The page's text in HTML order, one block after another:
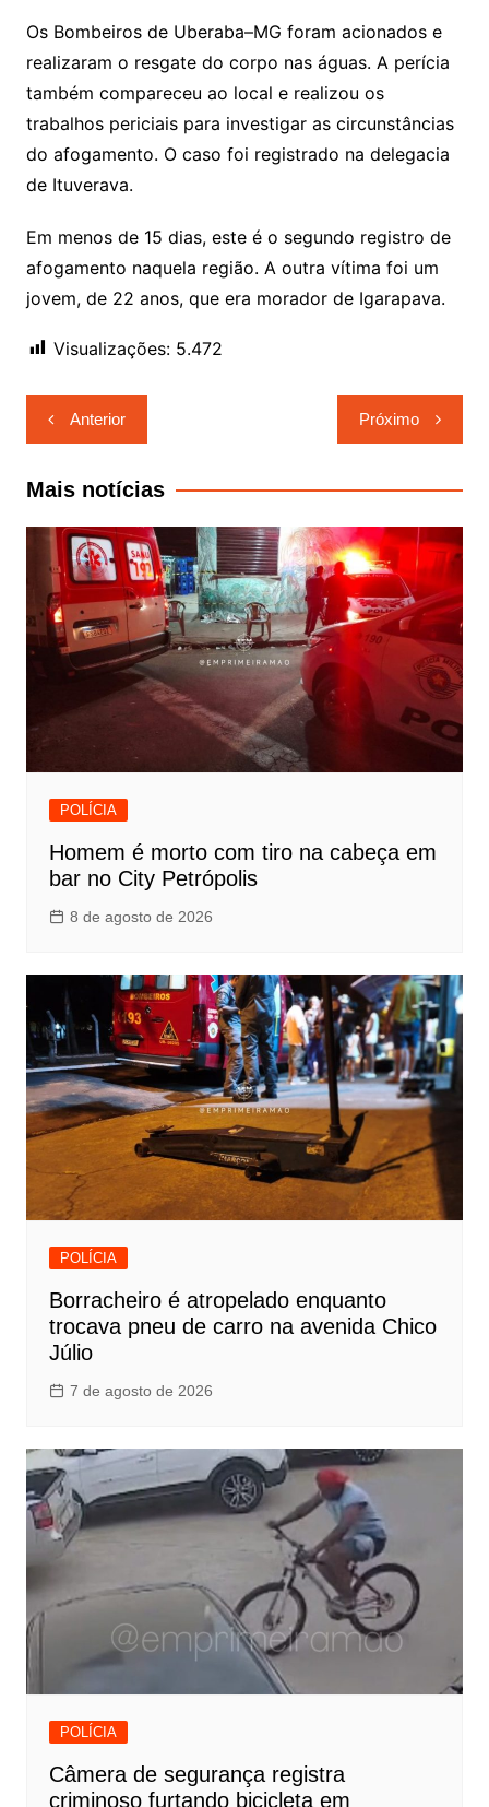
Os Bombeiros de Uberaba–MG foram acionados e
realizaram o resgate do corpo nas águas. A perícia
também compareceu ao local e realizou os
trabalhos periciais para investigar as circunstâncias
do afogamento. O caso foi registrado na delegacia
de Ituverava.
Em menos de 15 dias, este é o segundo registro de
afogamento naquela região. A outra vítima foi um
jovem, de 22 anos, que era morador de Igarapava.
Visualizações: 5.472
Navegação
de
Post
Anterior Próximo
Mais notícias
POLÍCIA
Homem é morto com tiro na cabeça em
bar no City Petrópolis
8 de agosto de 2026
POLÍCIA
Borracheiro é atropelado enquanto
trocava pneu de carro na avenida Chico
Júlio
7 de agosto de 2026
POLÍCIA
Câmera de segurança registra
criminoso furtando bicicleta em